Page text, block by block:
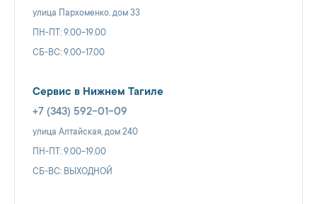
улица Пархоменко, дом 33
ПН-ПТ: 9.00-19.00
СБ-ВС: 9.00-17.00
Сервис в Нижнем Тагиле
+7 (343) 592-01-09
улица Алтайская, дом 240
ПН-ПТ: 9.00-19.00
СБ-ВС: ВЫХОДНОЙ